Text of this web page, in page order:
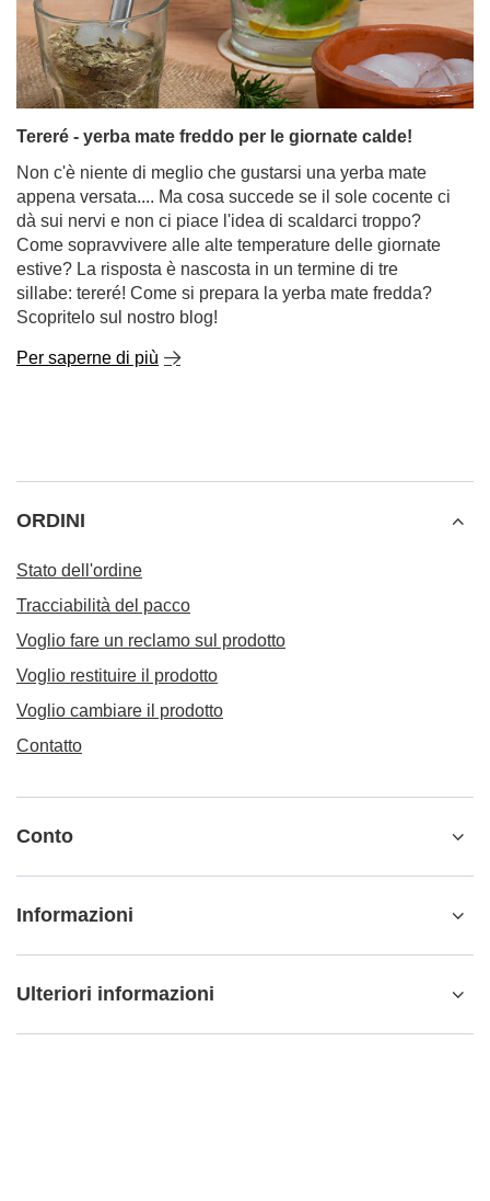
Tereré - yerba mate freddo per le giornate calde!
Non c'è niente di meglio che gustarsi una yerba mate
appena versata.... Ma cosa succede se il sole cocente ci
dà sui nervi e non ci piace l'idea di scaldarci troppo?
Come sopravvivere alle alte temperature delle giornate
estive? La risposta è nascosta in un termine di tre
sillabe: tereré! Come si prepara la yerba mate fredda?
Scopritelo sul nostro blog!
Per saperne di più
ORDINI
Stato dell'ordine
Tracciabilità del pacco
Voglio fare un reclamo sul prodotto
Voglio restituire il prodotto
Voglio cambiare il prodotto
Contatto
Conto
Informazioni
Ulteriori informazioni